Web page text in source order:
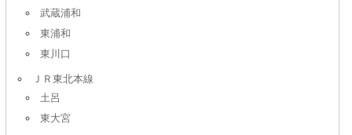
武蔵浦和
東浦和
東川口
ＪＲ東北本線
土呂
東大宮